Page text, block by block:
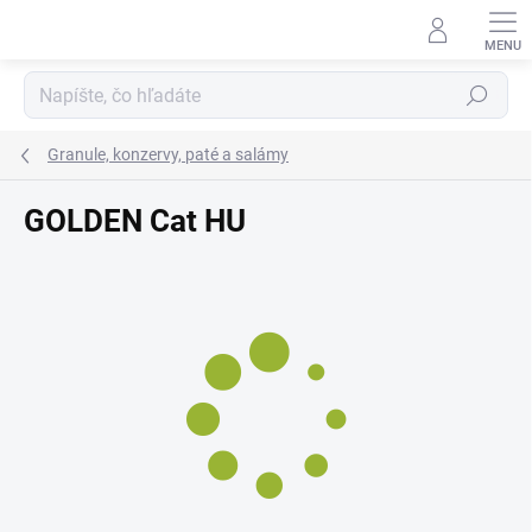
Hľadať
Granule, konzervy, paté a salámy
GOLDEN Cat HU